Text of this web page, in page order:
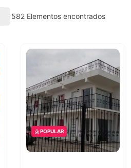
582 Elementos encontrados
POPULAR